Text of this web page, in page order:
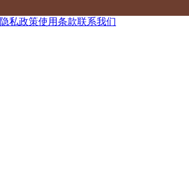
隐私政策使用条款联系我们